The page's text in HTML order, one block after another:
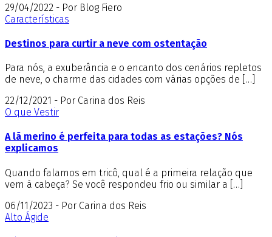
29/04/2022 - Por Blog Fiero
Características
Destinos para curtir a neve com ostentação
Para nós, a exuberância e o encanto dos cenários repletos
de neve, o charme das cidades com várias opções de […]
22/12/2021 - Por Carina dos Reis
O que Vestir
A lã merino é perfeita para todas as estações? Nós
explicamos
Quando falamos em tricô, qual é a primeira relação que
vem à cabeça? Se você respondeu frio ou similar a […]
06/11/2023 - Por Carina dos Reis
Alto Ágide